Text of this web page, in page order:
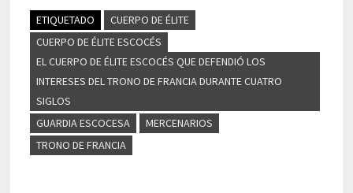
ETIQUETADO
CUERPO DE ÉLITE
CUERPO DE ÉLITE ESCOCÉS
EL CUERPO DE ÉLITE ESCOCÉS QUE DEFENDIÓ LOS
INTERESES DEL TRONO DE FRANCIA DURANTE CUATRO
SIGLOS
GUARDIA ESCOCESA
MERCENARIOS
TRONO DE FRANCIA